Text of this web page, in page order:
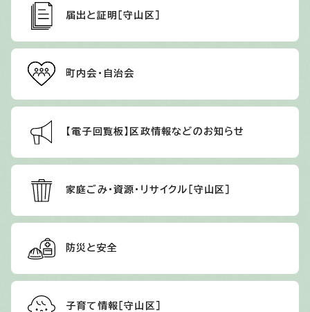
届出と証明［守山区］
町内会・自治会
【電子回覧板】区政情報などのお知らせ
家庭ごみ・資源・リサイクル［守山区］
防災と安全
子育て情報［守山区］